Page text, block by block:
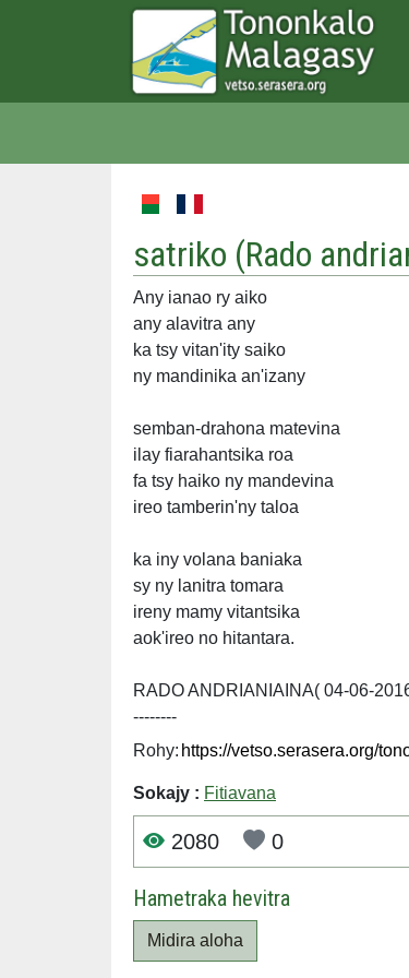
satriko (Rado
Any ianao ry aiko
any alavitra any
ka tsy vitan'ity saiko
ny mandinika an'izany
semban-drahona matevina
ilay fiarahantsika roa
fa tsy haiko ny mandevina
ireo tamberin'ny taloa
ka iny volana baniaka
sy ny lanitra tomara
ireny mamy vitantsika
aok'ireo no hitantara.
RADO ANDRIANIAINA( 04-06-
--------
Rohy:
Sokajy : Fitiavana
2080 0
Hametraka hevitra
Midira aloha